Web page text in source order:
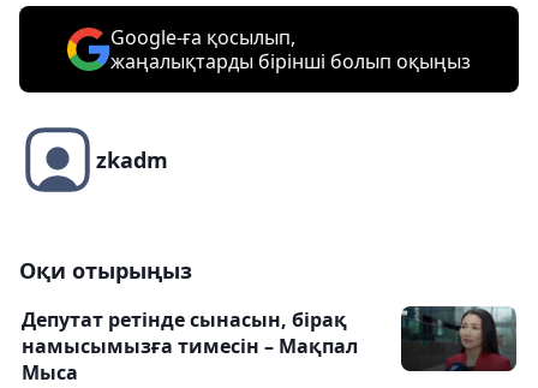
Google-ға қосылып,
жаңалықтарды бірінші болып оқыңыз
zkadm
Оқи отырыңыз
Депутат ретінде сынасын, бірақ
намысымызға тимесін – Мақпал
Мыса